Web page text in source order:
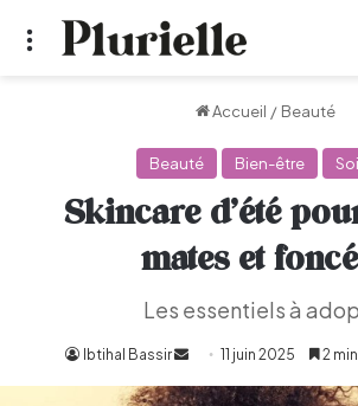
Menu
Accueil / Beauté
Beauté Bien-être
Skincare d’été
mates et
Les essentiels à
Ibtihal Bassir
Envoyer
un
11 juin 2025 2